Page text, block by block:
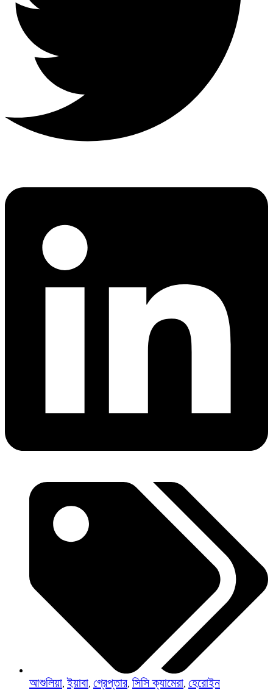
আশুলিয়া, ইয়াবা, গ্রেপ্তার, সিসি ক্যামেরা, হেরোইন